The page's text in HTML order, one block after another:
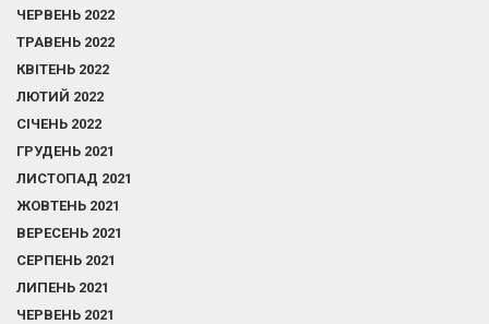
ЧЕРВЕНЬ 2022
ТРАВЕНЬ 2022
КВІТЕНЬ 2022
ЛЮТИЙ 2022
СІЧЕНЬ 2022
ГРУДЕНЬ 2021
ЛИСТОПАД 2021
ЖОВТЕНЬ 2021
ВЕРЕСЕНЬ 2021
СЕРПЕНЬ 2021
ЛИПЕНЬ 2021
ЧЕРВЕНЬ 2021